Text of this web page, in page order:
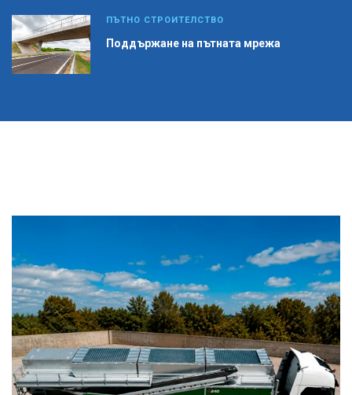
ПЪТНО СТРОИТЕЛСТВО
Поддържане на пътната мрежа